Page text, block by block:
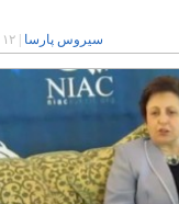
سیروس پارسا |۱۲ سال پیش